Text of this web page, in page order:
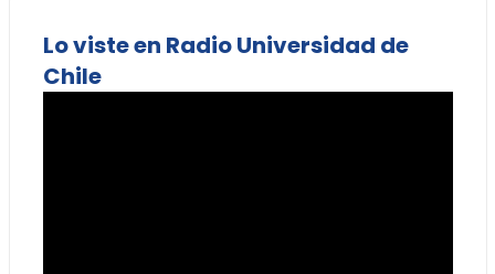
Lo viste en Radio Universidad de
Chile